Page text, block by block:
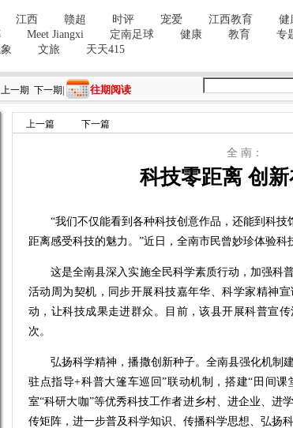
上一期 下一期 往期阅读
上一篇 下一篇
全 南：
科技零距离 创
“我们不仅能看到各种科技创意作品，还能到科技
距离感受科技的魅力。”近日，全南市民曾妙珍体验科
这是全南县深入实施全民科学素质行动，加强科
活动周为契机，同步开展科技嘉年华、科学家精神
动，让科技成果走进群众。目前，该县开展科普宣
次。
弘扬科学精神，播撒创新种子。全南县强化机制建
驻点指导+科普大篷车巡回”联动机制，搭建“田间
室“科研大咖”等优秀科技工作者进乡村、进企业、进
传矩阵，进一步普及科学知识、传播科学思想、弘扬科